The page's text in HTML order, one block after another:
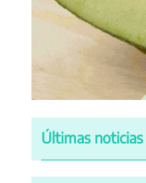
Últimas noticias